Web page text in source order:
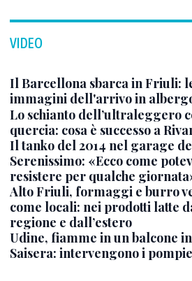
VIDEO
Il Barcellona sbarca in Friuli:
immagini dell'arrivo in
Lo schianto dell’ultraleggero
quercia: cosa è successo a
Il tanko del 2014 nel garage
Serenissimo: «Ecco come
resistere per qualche
Alto Friuli, formaggi e burro
come locali: nei prodotti latte
regione e dall’estero
Udine, fiamme in un balcone
Saisera: intervengono i